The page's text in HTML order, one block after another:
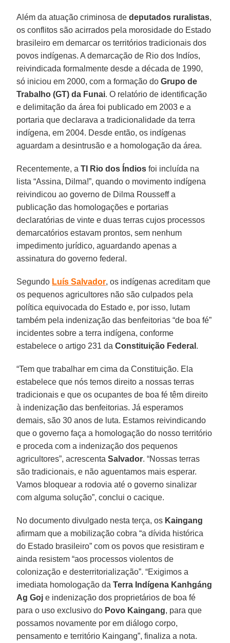
Além da atuação criminosa dedeputados ruralistas,
os conflitos são acirrados pela morosidade do Estado
brasileiro em demarcar os territórios tradicionais dos
povos indígenas. A demarcação de Rio dos Indíos,
reivindicada formalmente desde a década de 1990,
só iniciou em 2000, com a formação doGrupo de
Trabalho (GT) da Funai. O relatório de identificação
e delimitação da área foi publicado em 2003 e a
portaria que declarava a tradicionalidade da terra
indígena, em 2004. Desde então, os indígenas
aguardam a desintrusão e a homologação da área.
Recentemente, aTI Rio dos Índios foi incluída na
lista “Assina, Dilma!”, quando o movimento indígena
reivindicou ao governo de Dilma Rousseff a
publicação das homologações e portarias
declaratórias de vinte e duas terras cujos processos
demarcatórios estavam prontos, sem nenhum
impedimento jurídico, aguardando apenas a
assinatura do governo federal.
Segundo Luís Salvador, os indígenas acreditam que
os pequenos agricultores não são culpados pela
política equivocada do Estado e, por isso, lutam
também pela indenização das benfeitorias “de boa fé”
incidentes sobre a terra indígena, conforme
estabelece o artigo 231 daConstituição Federal .
“Tem que trabalhar em cima da Constituição. Ela
estabelece que nós temos direito a nossas terras
tradicionais e que os ocupantes de boa fé têm direito
à indenização das benfeitorias. Já esperamos
demais, são 30 anos de luta. Estamos reivindicando
que o governo faça a homologação do nosso território
e proceda com a indenização dos pequenos
agricultores”, acrescentaSalvador. “Nossas terras
são tradicionais, e não aguentamos mais esperar.
Vamos bloquear a rodovia até o governo sinalizar
com alguma solução”, conclui o cacique.
No documento divulgado nesta terça, os Kaingang
afirmam que a mobilização cobra “a dívida histórica
do Estado brasileiro” com os povos que resistiram e
ainda resistem “aos processos violentos de
colonização e desterritorialização”. “Exigimos a
imediata homologação daTerra Indígena Kanhgáng
Ag Goj e indenização dos proprietários de boa fé
para o uso exclusivo do Povo Kaingang, para que
possamos novamente por em diálogo corpo,
pensamento e território Kaingang”, finaliza a nota.